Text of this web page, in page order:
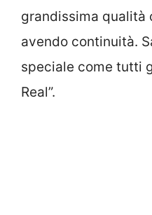
grandissima qualità
avendo continuità.
speciale come tutti
Real”.